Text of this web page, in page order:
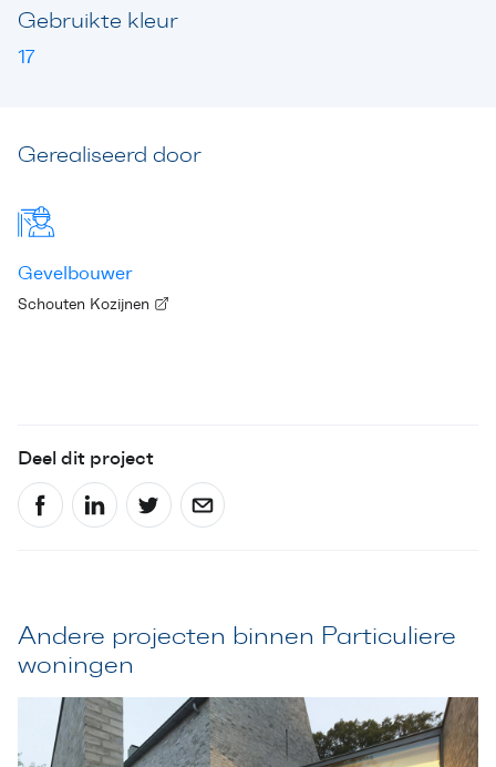
Gebruikte kleur
17
Gerealiseerd door
Gevelbouwer
Schouten Kozijnen
Deel dit project
Andere projecten binnen Particuliere
woningen